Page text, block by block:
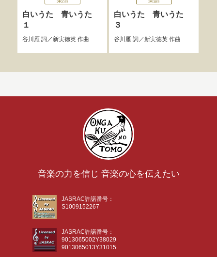
白いうた 青いうた
１
谷川雁詞／新実徳英作曲
白いうた 青いうた
３
谷川雁詞／新実徳英作曲
音楽の力を信じ 音楽の心を伝えたい
JASRAC許諾番号：
S1009152267
JASRAC許諾番号：
9013065002Y38029
9013065013Y31015